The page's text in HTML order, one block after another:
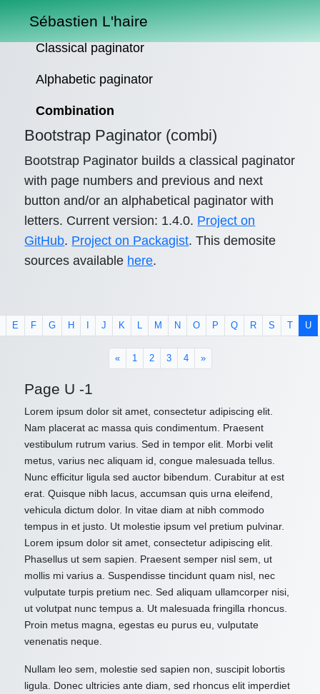
Sébastien L'haire
Classical paginator
Alphabetic paginator
Combination
Bootstrap Paginator (combi)
Bootstrap Paginator builds a classical paginator
with page numbers and previous and next
button and/or an alphabetical paginator with
letters. Current version: 1.4.0. Project on
GitHub. Project on Packagist. This demosite
sources available here.
E F G H J K L M N O P Q R S U
« 1 2 3 4 »
Page U -1
Lorem ipsum dolor sit amet, consectetur adipiscing elit.
Nam placerat ac massa quis condimentum. Praesent
vestibulum rutrum varius. Sed in tempor elit. Morbi velit
metus, varius nec aliquam id, congue malesuada tellus.
Nunc efficitur ligula sed auctor bibendum. Curabitur at est
erat. Quisque nibh lacus, accumsan quis urna eleifend,
vehicula dictum dolor. In vitae diam at nibh commodo
tempus in et justo. Ut molestie ipsum vel pretium pulvinar.
Lorem ipsum dolor sit amet, consectetur adipiscing elit.
Phasellus ut sem sapien. Praesent semper nisl sem, ut
mollis mi varius a. Suspendisse tincidunt quam nisl, nec
vulputate turpis pretium nec. Sed aliquam ullamcorper nisi,
ut volutpat nunc tempus a. Ut malesuada fringilla rhoncus.
Proin metus magna, egestas eu purus eu, vulputate
venenatis neque.
Nullam leo sem, molestie sed sapien non, suscipit lobortis
ligula. Donec ultricies ante diam, sed rhoncus elit imperdiet